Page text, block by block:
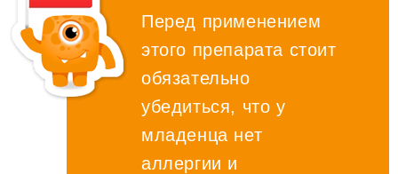
Перед применением
этого препарата стоит
обязательно
убедиться, что у
младенца нет
аллергии и